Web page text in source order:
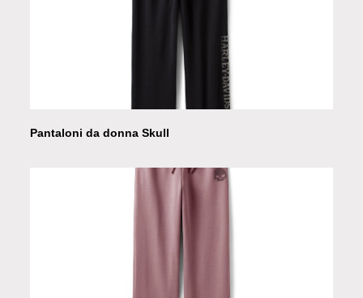
Pantaloni da donna Skull